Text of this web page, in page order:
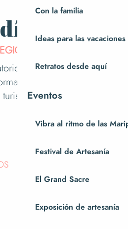
Con la familia
Ideas para las vacaciones
Retratos desde aquí
Eventos
Vibra al ritmo de las
Festival de Artesanía
El Grand Sacre
Exposición de artesanía
de la Mancha
de la Oficina Regional
que recopila las
en Normandía.
regionales